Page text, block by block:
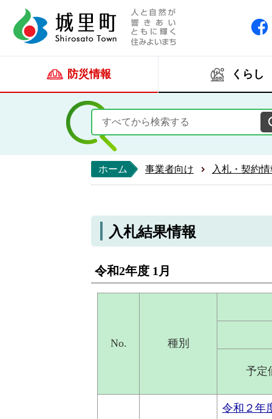
防災情報 くらし
ホーム 事業者向け 入札・契約
入札結果情報
令和2年度 1月
No. 種別
予定
令和２年